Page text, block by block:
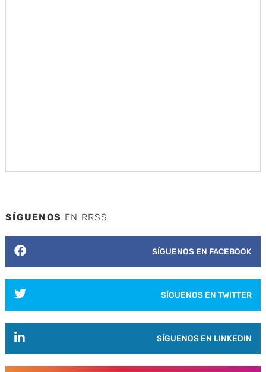
SÍGUENOS EN RRSS
SÍGUENOS EN FACEBOOK
SÍGUENOS EN TWITTER
SÍGUENOS EN LINKEDIN